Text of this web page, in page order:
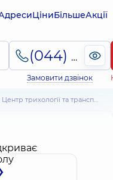
ЦіниБільшеАкції
(044) 495-2-888
Замовити дзвінок
та трансплантації волосся